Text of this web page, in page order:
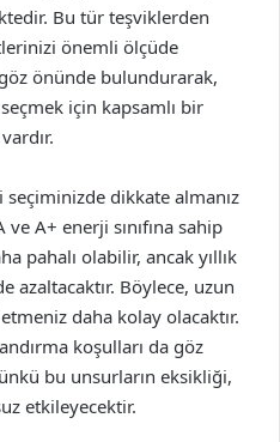
Bu tür teşviklerden
önemli ölçüde
önünde bulundurarak,
için kapsamlı bir
seçiminizde dikkate almanız
A+ enerji sınıfına sahip
pahalı olabilir, ancak yıllık
azaltacaktır. Böylece, uzun
daha kolay olacaktır.
koşulları da göz
bu unsurların eksikliği,
etkileyecektir.